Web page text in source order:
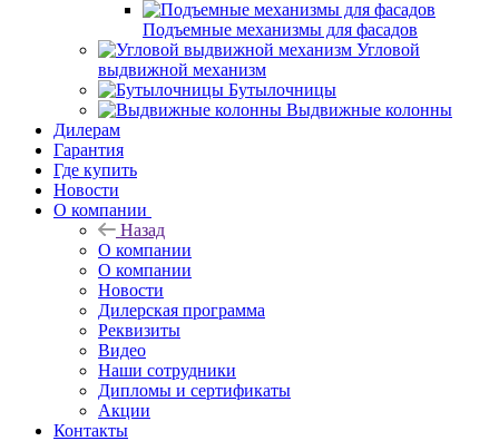
Подъемные механизмы для фасадов
Угловой
выдвижной механизм
Бутылочницы
Выдвижные колонны
Дилерам
Гарантия
Где купить
Новости
О компании
Назад
О компании
О компании
Новости
Дилерская программа
Реквизиты
Видео
Наши сотрудники
Дипломы и сертификаты
Акции
Контакты